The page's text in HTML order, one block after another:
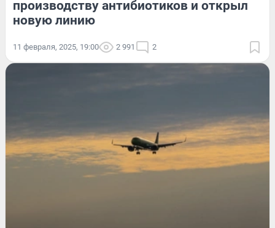
производству антибиотиков и открыл
новую линию
11 февраля, 2025, 19:00 2 991 2